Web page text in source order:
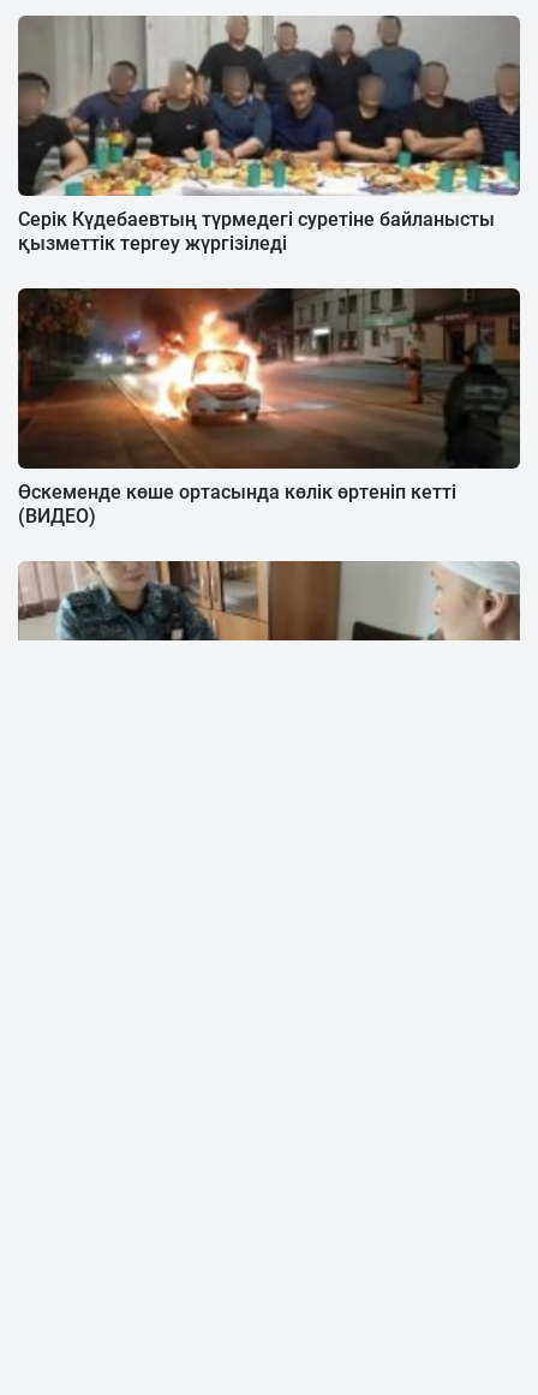
Серік Күдебаевтың түрмедегі суретіне байланысты
қызметтік тергеу жүргізіледі
Өскеменде көше ортасында көлік өртеніп кетті
(ВИДЕО)